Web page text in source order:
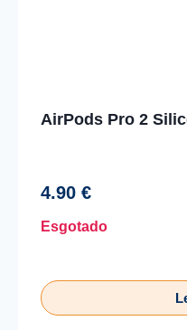
AirPods Pro 2
4.90 €
Esgotado